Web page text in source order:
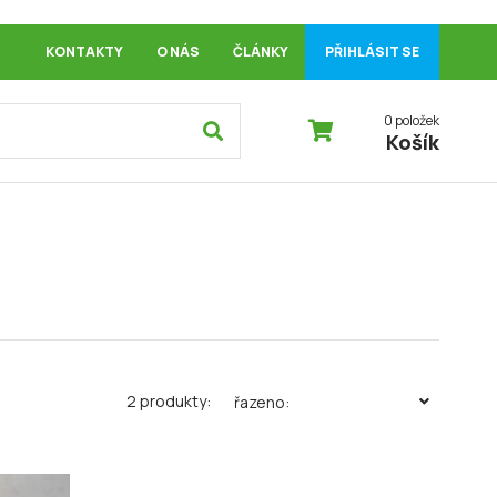
KONTAKTY O NÁS ČLÁNKY PŘIHLÁSIT SE
0 položek
Košík
2 produkty: řazeno: